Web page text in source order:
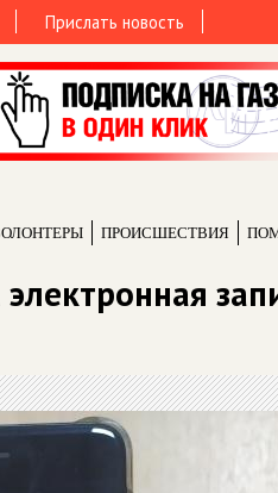
Прислать новость
ПРОИCШЕСТВИЯ